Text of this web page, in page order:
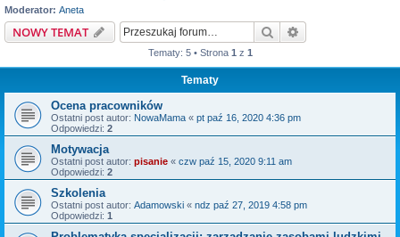
Moderator: Aneta
NOWY TEMAT Szukaj
Tematy: 5 • Strona 1 z 1
Tematy
Ocena pracowników
Ostatni post autor: NowaMama « pt paź 16, 2020 4:36 pm
Odpowiedzi: 2
Motywacja
Ostatni post autor: pisanie « czw paź 15, 2020 9:11 am
Odpowiedzi: 2
Szkolenia
Ostatni post autor: Adamowski « ndz paź 27, 2019 4:58 pm
Odpowiedzi: 1